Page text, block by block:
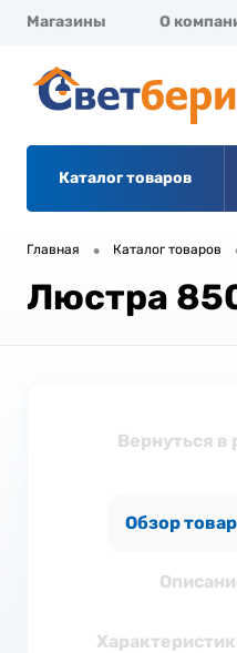
Магазины О
Каталог товаров
Главная • Каталог товаров
Люстра
Вернуться в
Обзор